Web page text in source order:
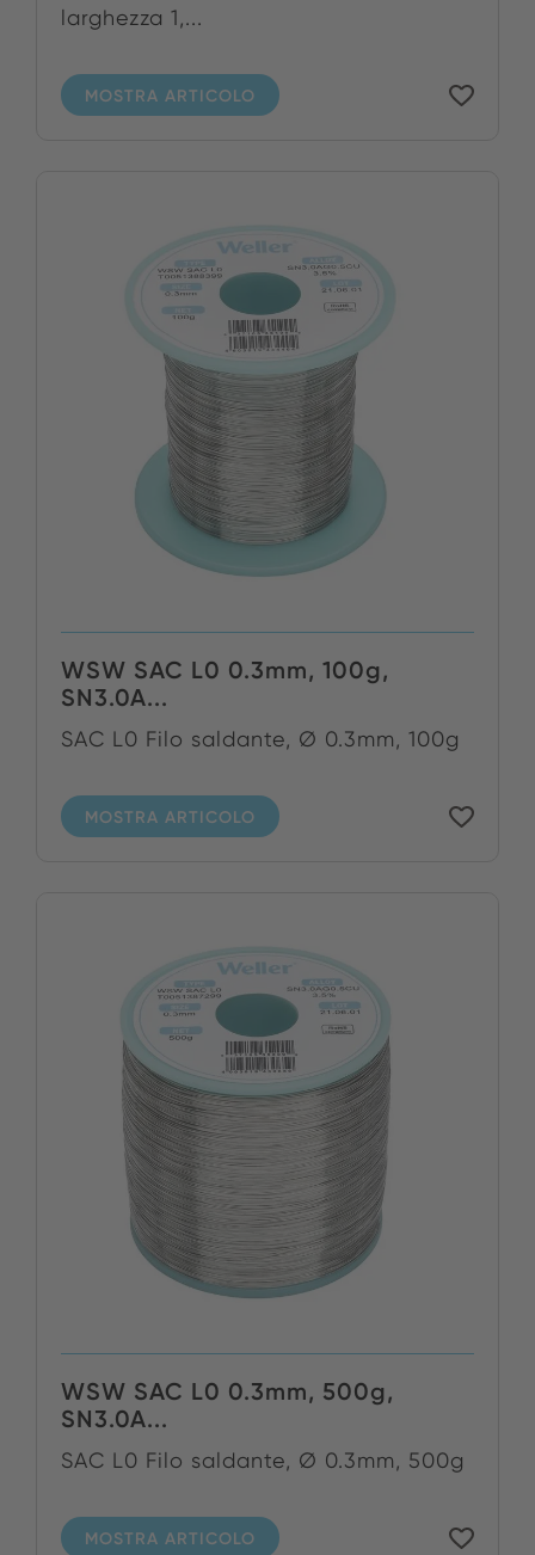
larghezza 1,...
MOSTRA ARTICOLO
WSW SAC L0 0.3mm, 100g,
SN3.0A...
SAC L0 Filo saldante, Ø 0.3mm, 100g
MOSTRA ARTICOLO
WSW SAC L0 0.3mm, 500g,
SN3.0A...
SAC L0 Filo saldante, Ø 0.3mm, 500g
MOSTRA ARTICOLO